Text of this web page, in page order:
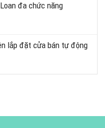
đa chức năng
lắp đặt cửa bán tự động